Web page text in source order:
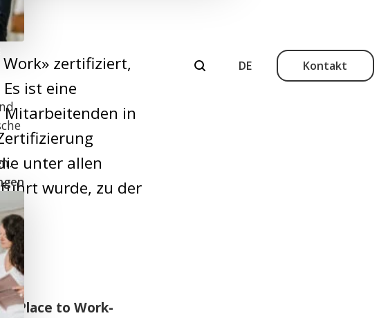
Kontakt
Work» zertifiziert,
ist eine
Mitarbeitenden in
unter allen
wurde, zu der
Place to Work-